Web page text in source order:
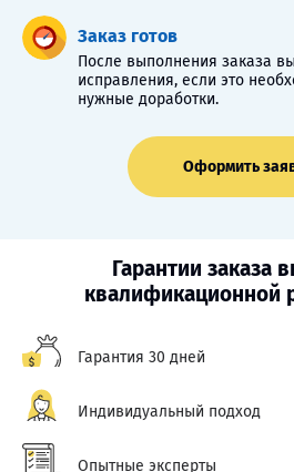
Заказ готов
После выполнения заказа
исправления, если это
нужные доработки.
Оформить
Гарантии заказа
квалификационной
Гарантия 30 дней
Индивидуальный подход
Опытные эксперты